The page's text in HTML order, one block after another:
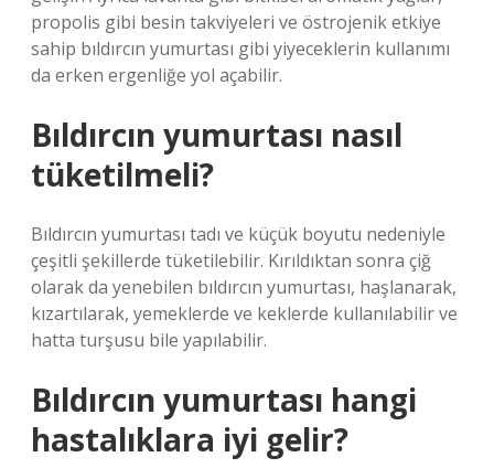
propolis gibi besin takviyeleri ve östrojenik etkiye
sahip bıldırcın yumurtası gibi yiyeceklerin kullanımı
da erken ergenliğe yol açabilir.
Bıldırcın yumurtası nasıl
tüketilmeli?
Bıldırcın yumurtası tadı ve küçük boyutu nedeniyle
çeşitli şekillerde tüketilebilir. Kırıldıktan sonra çiğ
olarak da yenebilen bıldırcın yumurtası, haşlanarak,
kızartılarak, yemeklerde ve keklerde kullanılabilir ve
hatta turşusu bile yapılabilir.
Bıldırcın yumurtası hangi
hastalıklara iyi gelir?